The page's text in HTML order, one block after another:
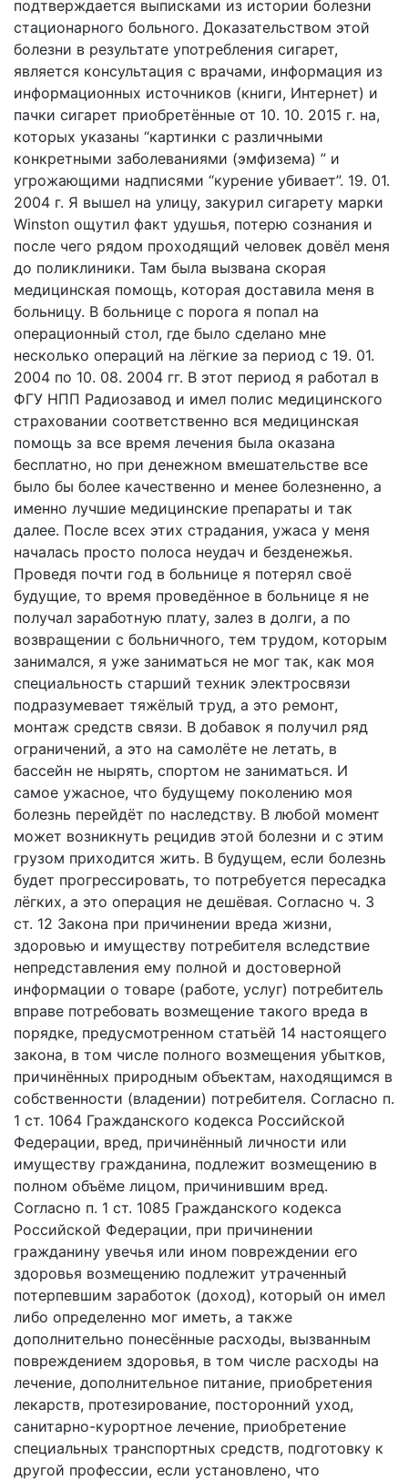
подтверждается выписками из истории болезни
стационарного больного. Доказательством этой
болезни в результате употребления сигарет,
является консультация с врачами, информация из
информационных источников (книги, Интернет) и
пачки сигарет приобретённые от 10. 10. 2015 г. на,
которых указаны “картинки с различными
конкретными заболеваниями (эмфизема) ” и
угрожающими надписями “курение убивает”. 19. 01.
2004 г. Я вышел на улицу, закурил сигарету марки
Winston ощутил факт удушья, потерю сознания и
после чего рядом проходящий человек довёл меня
до поликлиники. Там была вызвана скорая
медицинская помощь, которая доставила меня в
больницу. В больнице с порога я попал на
операционный стол, где было сделано мне
несколько операций на лёгкие за период с 19. 01.
2004 по 10. 08. 2004 гг. В этот период я работал в
ФГУ НПП Радиозавод и имел полис медицинского
страховании соответственно вся медицинская
помощь за все время лечения была оказана
бесплатно, но при денежном вмешательстве все
было бы более качественно и менее болезненно, а
именно лучшие медицинские препараты и так
далее. После всех этих страдания, ужаса у меня
началась просто полоса неудач и безденежья.
Проведя почти год в больнице я потерял своё
будущие, то время проведённое в больнице я не
получал заработную плату, залез в долги, а по
возвращении с больничного, тем трудом, которым
занимался, я уже заниматься не мог так, как моя
специальность старший техник электросвязи
подразумевает тяжёлый труд, а это ремонт,
монтаж средств связи. В добавок я получил ряд
ограничений, а это на самолёте не летать, в
бассейн не нырять, спортом не заниматься. И
самое ужасное, что будущему поколению моя
болезнь перейдёт по наследству. В любой момент
может возникнуть рецидив этой болезни и с этим
грузом приходится жить. В будущем, если болезнь
будет прогрессировать, то потребуется пересадка
лёгких, а это операция не дешёвая. Согласно ч. 3
ст. 12 Закона при причинении вреда жизни,
здоровью и имуществу потребителя вследствие
непредставления ему полной и достоверной
информации о товаре (работе, услуг) потребитель
вправе потребовать возмещение такого вреда в
порядке, предусмотренном статьёй 14 настоящего
закона, в том числе полного возмещения убытков,
причинённых природным объектам, находящимся в
собственности (владении) потребителя. Согласно п.
1 ст. 1064 Гражданского кодекса Российской
Федерации, вред, причинённый личности или
имуществу гражданина, подлежит возмещению в
полном объёме лицом, причинившим вред.
Согласно п. 1 ст. 1085 Гражданского кодекса
Российской Федерации, при причинении
гражданину увечья или ином повреждении его
здоровья возмещению подлежит утраченный
потерпевшим заработок (доход), который он имел
либо определенно мог иметь, а также
дополнительно понесённые расходы, вызванным
повреждением здоровья, в том числе расходы на
лечение, дополнительное питание, приобретения
лекарств, протезирование, посторонний уход,
санитарно-курортное лечение, приобретение
специальных транспортных средств, подготовку к
другой профессии, если установлено, что